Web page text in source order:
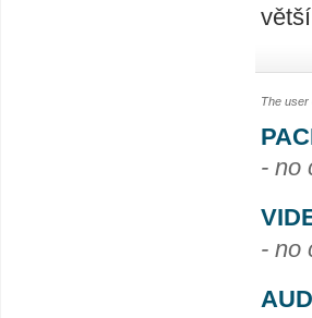
The user
- no
- no